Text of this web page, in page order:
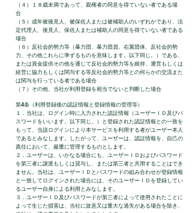
（４）１８歳未満であって、親権者の同意を得ていない者である場
合
（５）成年被後見人、被保佐人または被補助人のいずれかであり、法
定代理人、後見人、保佐人または補助人の同意を得ていない者である
場合
（６）反社会的勢力等（暴力団、暴力団員、右翼団体、反社会的勢
力、その他これらに準ずるものを意味します。以下同じ。）である、
または資金提供その他を通じて反社会的勢力等を維持、運営もしくは
経営に協力もしくは関与する等反社会的勢力等との何らかの交流また
は関与を行っている者である場合
（７）その他、当社が利用登録を相当でないと判断した場合
第4条（利用登録後の認証情報と登録情報の管理等）
１．当社は、ログイン時に入力された認証情報（ユーザーＩＤ及びパ
スワードをいいます。以下同じ。）と登録された認証情報との一致を
もって、当該ログインにより本サービスを利用する者がユーザー本人
であるとみなします。したがって、ユーザーは、認証情報を、自己の
責任において、厳重に管理するものとします。
２．ユーザーは、いかなる場合にも、ユーザーＩＤおよびパスワード
を第三者に譲渡もしくは貸与し、または第三者と共用することはでき
ません。当社は、ユーザーＩＤとパスワードの組み合わせが登録情報
と一致してログインされた場合には、そのユーザーＩＤを登録してい
るユーザー自身による利用とみなします。
３．ユーザーＩＤ及びパスワードが第三者によって使用されたことに
よって生じた損害は、当社に故意又は重大な過失がある場合を除き、